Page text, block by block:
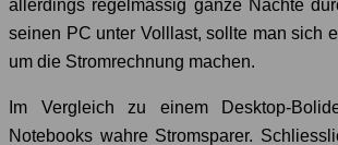
allerdings regelmässig ganze Nächte
seinen PC unter Volllast, sollte man sich
um die Stromrechnung machen.
Im Vergleich zu einem Desktop-
Notebooks wahre Stromsparer.